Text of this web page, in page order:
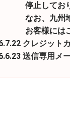
しておりまし
、九州地区へ
様にはご迷惑
クレジット
送信専用メ